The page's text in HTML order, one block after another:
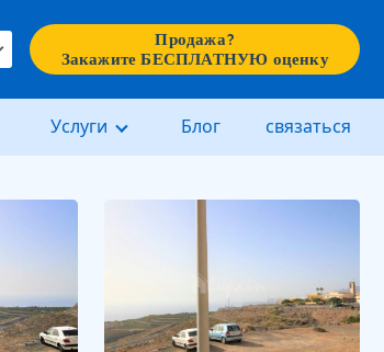
Продажа?
Закажите БЕСПЛАТНУЮ оценку
Услуги Блог связаться